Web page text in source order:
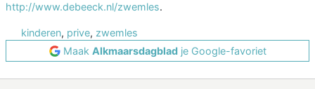
http://www.debeeck.nl/zwemles.
kinderen, prive, zwemles
Maak Alkmaarsdagbladje Google-favoriet